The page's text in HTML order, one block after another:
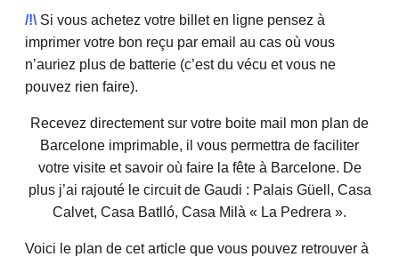
/!\ Si vous achetez votre billet en ligne pensez à
imprimer votre bon reçu par email au cas où vous
n’auriez plus de batterie (c’est du vécu et vous ne
pouvez rien faire).
Recevez directement sur votre boite mail mon plan de
Barcelone imprimable, il vous permettra de faciliter
votre visite et savoir où faire la fête à Barcelone. De
plus j’ai rajouté le circuit de Gaudi : Palais Güell, Casa
Calvet, Casa Batlló, Casa Milà « La Pedrera ».
Voici le plan de cet article que vous pouvez retrouver à